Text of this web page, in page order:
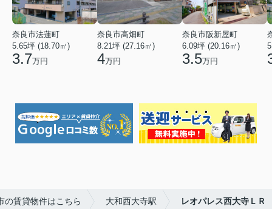
奈良市法蓮町
5.65坪 (18.70㎡)
3.7万円
奈良市高畑町
8.21坪 (27.16㎡)
4万円
奈良市阪新屋町
6.09坪 (20.16㎡)
3.5万円
の賃貸物件はこちら 大和西大寺駅 レオパレス西大寺ＬＲ